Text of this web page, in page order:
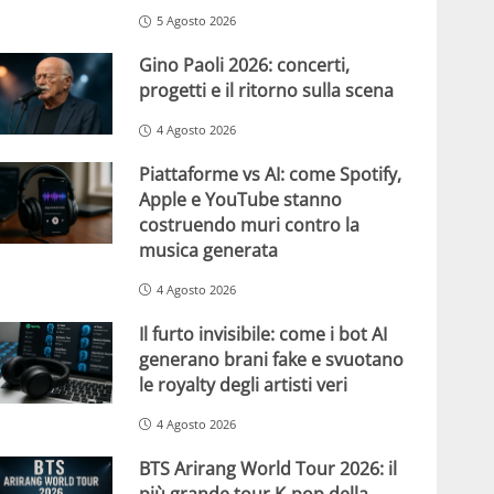
5 Agosto 2026
Gino Paoli 2026: concerti,
progetti e il ritorno sulla scena
4 Agosto 2026
Piattaforme vs AI: come Spotify,
Apple e YouTube stanno
costruendo muri contro la
musica generata
4 Agosto 2026
Il furto invisibile: come i bot AI
generano brani fake e svuotano
le royalty degli artisti veri
4 Agosto 2026
BTS Arirang World Tour 2026: il